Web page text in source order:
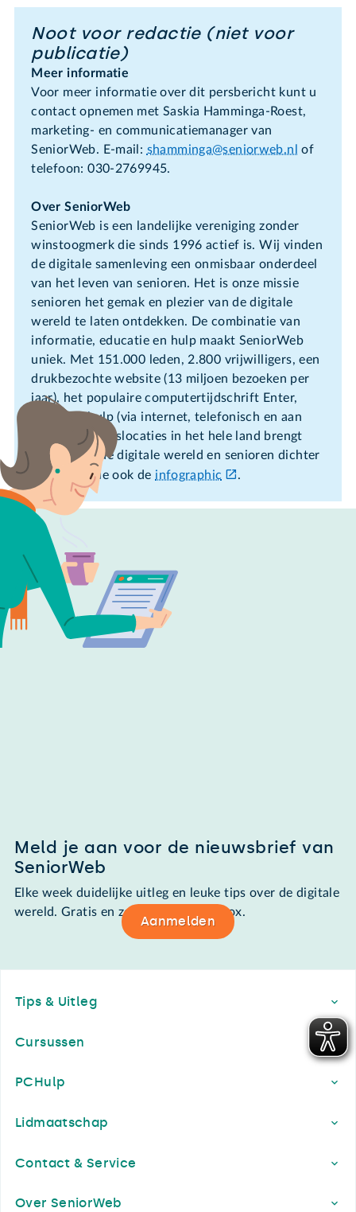
Noot voor redactie (niet voor
publicatie)
Meer informatie
Voor meer informatie over dit persbericht kunt u
contact opnemen met Saskia Hamminga-Roest,
marketing- en communicatiemanager van
SeniorWeb. E-mail: shamminga@seniorweb.nl
of
telefoon: 030-2769945.
Over SeniorWeb
SeniorWeb is een landelijke vereniging zonder
winstoogmerk die sinds 1996 actief is. Wij vinden
de digitale samenleving een onmisbaar onderdeel
van het leven van senioren. Het is onze missie
senioren het gemak en plezier van de digitale
wereld te laten ontdekken. De combinatie van
informatie, educatie en hulp maakt SeniorWeb
uniek. Met 151.000 leden, 2.800 vrijwilligers, een
drukbezochte website (13 miljoen bezoeken per
jaar), het populaire computertijdschrift Enter,
computerhulp (via internet, telefonisch en aan
huis) en 520 leslocaties in het hele land brengt
SeniorWeb de digitale wereld en senioren dichter
bij elkaar. Zie ook de infographic .
Meld je aan voor de nieuwsbrief van
SeniorWeb
Elke week duidelijke uitleg en leuke tips over de digitale
wereld. Gratis en zomaar in de mailbox.
Aanmelden
Tips & Uitleg
Cursussen
PCHulp
Lidmaatschap
Contact & Service
Over SeniorWeb